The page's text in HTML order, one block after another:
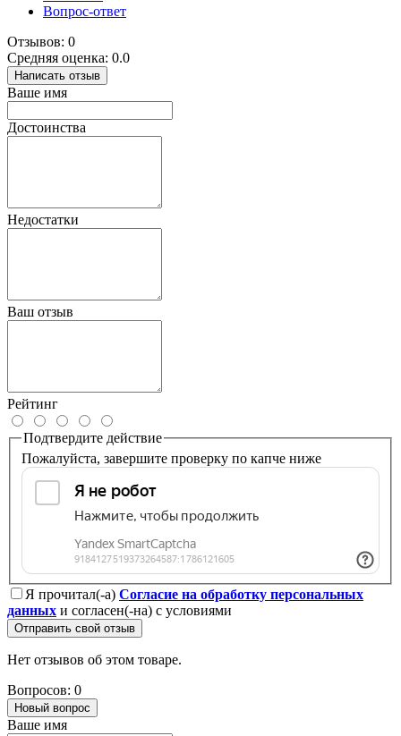
Вопрос-ответ
Отзывов: 0
Средняя оценка: 0.0
Написать отзыв
Ваше имя
Достоинства
Недостатки
Ваш отзыв
Рейтинг
Подтвердите действие
Пожалуйста, завершите проверку по капче ниже
Я прочитал(-а) Согласие на обработку персональных
данных и согласен(-на) с условиями
Отправить свой отзыв
Нет отзывов об этом товаре.
Вопросов: 0
Новый вопрос
Ваше имя